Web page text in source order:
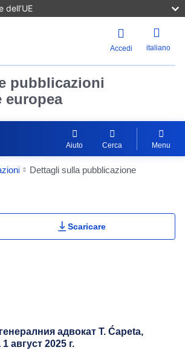
dell’UE
Accedi italiano
pubblicazioni
europea
Aiuto Cerca Menu
Dettagli sulla pubblicazione
Actions Portlet
Scaricare
адвокат T. Ćapeta,
август 2025 г.